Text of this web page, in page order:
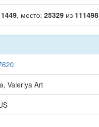
1449, место: 25329 из 111498
Valeriya Art